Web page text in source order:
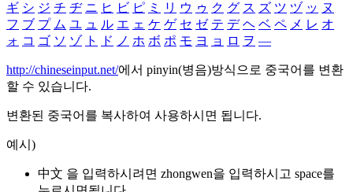
ギ シ ジ チ ヂ ニ ヒ ビ ピ ミ リ ウ ゥ ク グ ス ズ ツ ヅ ッ ヌ
フ ブ プ ム ユ ュ ル エ ェ ケ ゲ セ ゼ テ デ ヘ ベ ペ メ レ オ
ォ コ ゴ ソ ゾ ト ド ノ ホ ボ ポ モ ヨ ョ ロ ヲ ―
http://chineseinput.net/에서 pinyin(병음)방식으로 중국어를 변환
할 수 있습니다.
변환된 중국어를 복사하여 사용하시면 됩니다.
예시)
中文 을 입력하시려면 zhongwen을 입력하시고 space를